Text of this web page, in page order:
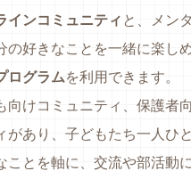
インコミュニティ と、メン
の好きなことを一緒に楽し
ログラムを利用できます。
向けコミュニティ、保護者
があり、子どもたち一人ひ
ことを軸に、交流や部活動